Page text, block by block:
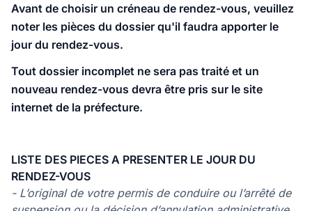
Avant de choisir un créneau de rendez-vous, veuillez
noter les pièces du dossier qu'il faudra apporter le
jour du rendez-vous.
Tout dossier incomplet ne sera pas traité et un
nouveau rendez-vous devra être pris sur le site
internet de la préfecture.
LISTE DES PIECES A PRESENTER LE JOUR DU
RENDEZ-VOUS
- L’original de votre permis de conduire ou l’arrêté de